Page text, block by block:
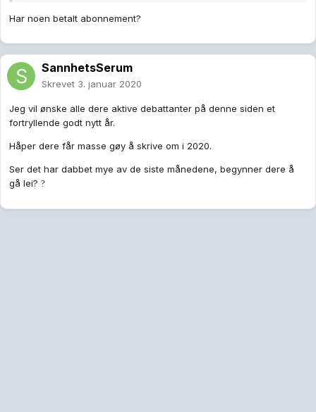
Har noen betalt abonnement?
SannhetsSerum
Skrevet 3. januar 2020
Jeg vil ønske alle dere aktive debattanter på denne siden et
fortryllende godt nytt år.
Håper dere får masse gøy å skrive om i 2020.
Ser det har dabbet mye av de siste månedene, begynner dere å
gå lei? ?